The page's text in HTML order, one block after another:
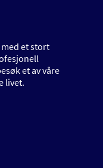
et stort
et av våre
livet.